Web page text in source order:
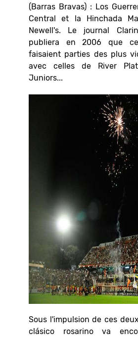
(Barras Bravas) : Los
Central et la Hinchada
Newell's. Le journal
publiera en 2006 que
faisaient parties des plus
avec celles de River
Juniors...
Sous l'impulsion de ces
clásico rosarino va